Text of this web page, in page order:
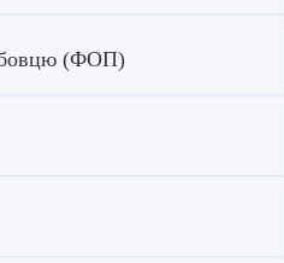
(ФОП)